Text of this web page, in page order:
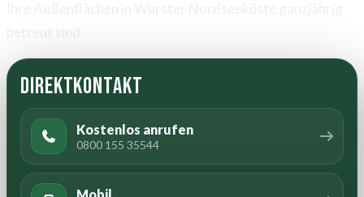
betreut sind.
Direktkontakt
Kostenlos anrufen
0800 155 35544
Mobil